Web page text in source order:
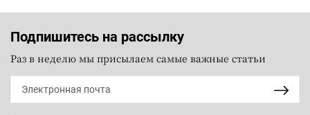
Подпишитесь на рассылку
Раз в неделю мы присылаем самые важные статьи